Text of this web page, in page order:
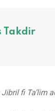
Takdir
fi Ta’lim